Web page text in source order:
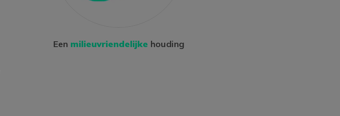
Een milieuvriendelijke houding